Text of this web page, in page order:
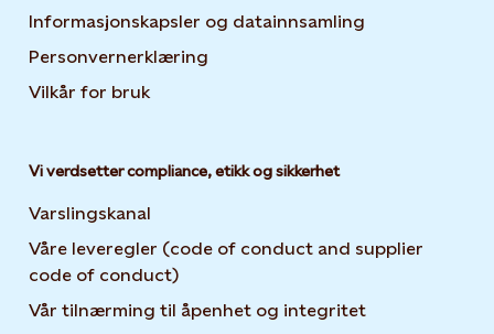
Informasjonskapsler og datainnsamling
Personvernerklæring
Vilkår for bruk
Vi verdsetter compliance, etikk og sikkerhet
Varslingskanal
Våre leveregler (code of conduct and supplier
code of conduct)
Vår tilnærming til åpenhet og integritet